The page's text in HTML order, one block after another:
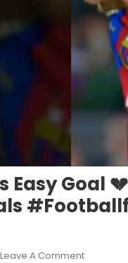
Easy
Leave A CommentOn